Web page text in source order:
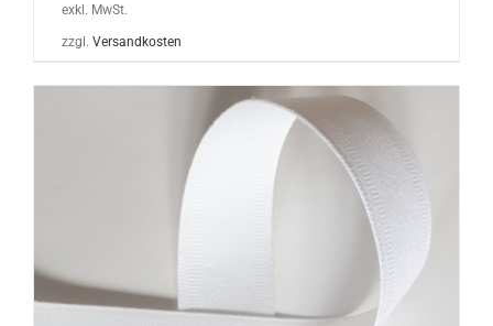
exkl. MwSt.
zzgl. Versandkosten